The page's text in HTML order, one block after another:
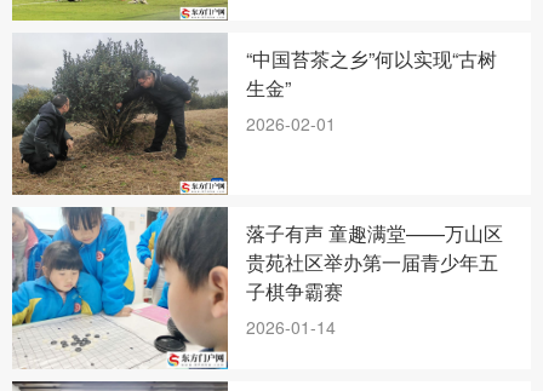
“中国苔茶之乡”何以实现“古树
生金”
2026-02-01
落子有声 童趣满堂——万山区
贵苑社区举办第一届青少年五
子棋争霸赛
2026-01-14